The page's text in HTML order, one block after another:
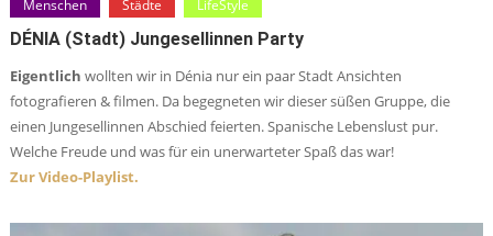
Menschen Städte LifeStyle
DÉNIA (Stadt) Jungesellinnen Party
Eigentlich wollten wir in Dénia nur ein paar Stadt Ansichten
fotografieren & filmen. Da begegneten wir dieser süßen Gruppe, die
einen Jungesellinnen Abschied feierten. Spanische Lebenslust pur.
Welche Freude und was für ein unerwarteter Spaß das war!
Zur Video-Playlist.